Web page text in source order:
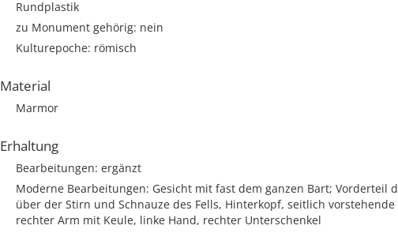
Rundplastik
zu Monument gehörig: nein
Kulturepoche: römisch
Material
Marmor
Erhaltung
Bearbeitungen: ergänzt
Moderne Bearbeitungen: Gesicht mit fast dem ganzen Bart; Vorderteil
über der Stirn und Schnauze des Fells, Hinterkopf, seitlich vorstehende
rechter Arm mit Keule, linke Hand, rechter Unterschenkel